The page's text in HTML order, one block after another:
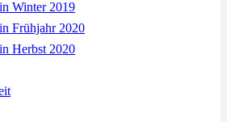
Winter 2019
Frühjahr 2020
Herbst 2020